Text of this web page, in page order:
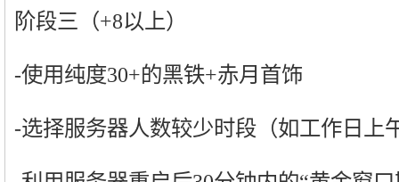
阶段三（+8以上）
-使用纯度30+的黑铁+赤月首饰
-选择服务器人数较少时段（如工作日上